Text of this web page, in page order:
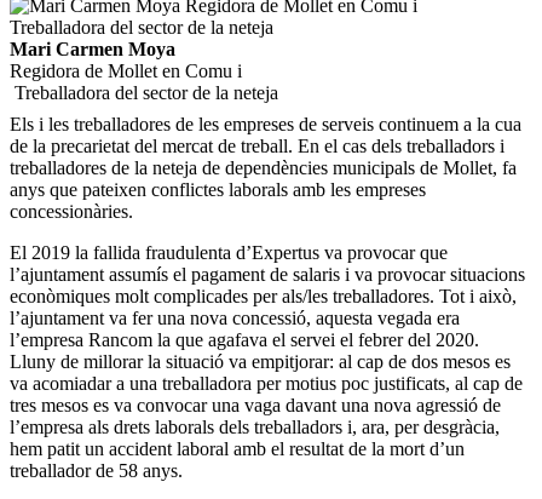
Mari Carmen Moya
Regidora de Mollet en Comu i
Treballadora del sector de la neteja
Els i les treballadores de les empreses de serveis continuem a la cua
de la precarietat del mercat de treball. En el cas dels treballadors i
treballadores de la neteja de dependències municipals de Mollet, fa
anys que pateixen conflictes laborals amb les empreses
concessionàries.
El 2019 la fallida fraudulenta d’Expertus va provocar que
l’ajuntament assumís el pagament de salaris i va provocar situacions
econòmiques molt complicades per als/les treballadores. Tot i això,
l’ajuntament va fer una nova concessió, aquesta vegada era
l’empresa Rancom la que agafava el servei el febrer del 2020.
Lluny de millorar la situació va empitjorar: al cap de dos mesos es
va acomiadar a una treballadora per motius poc justificats, al cap de
tres mesos es va convocar una vaga davant una nova agressió de
l’empresa als drets laborals dels treballadors i, ara, per desgràcia,
hem patit un accident laboral amb el resultat de la mort d’un
treballador de 58 anys.